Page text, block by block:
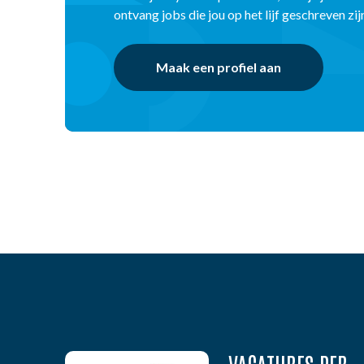
ontvang jobs die jou op het lijf geschreven
Maak een profiel aan